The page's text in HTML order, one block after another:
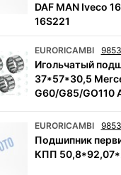
DAF MAN Iveco
16S221
EURORICAMBI
Игольчатый
37*57*30,5
G60/G85/GO110
EURORICAMBI
Подшипник
КПП